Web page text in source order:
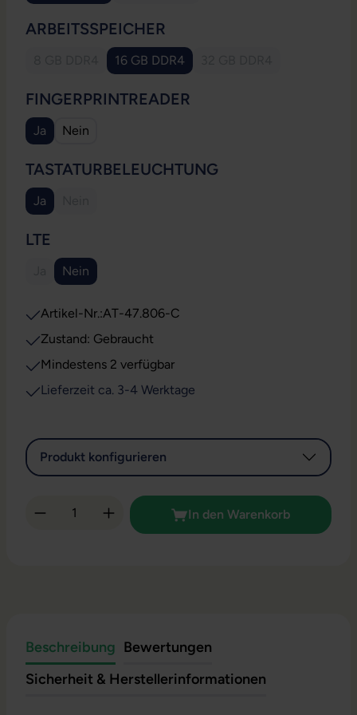
ARBEITSSPEICHER
(Diese Option ist zurzeit nicht verfügbar.)
16 GB DDR4
FINGERPRINTREADER
Ja Nein
TASTATURBELEUCHTUNG
Ja
LTE
(Diese Option ist zurzeit nicht verfügbar.)
Nein
Artikel-Nr.:AT-47.806-C
Zustand: Gebraucht
Mindestens 2 verfügbar
Lieferzeit ca. 3-4 Werktage
Produkt konfigurieren
Produkt Anzahl: Gib den gewünschten
In den Warenkorb
Beschreibung Bewertungen
Sicherheit & Herstellerinformationen